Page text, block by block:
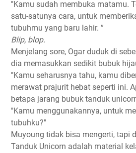
"Kamu sudah membuka matamu.
satu-satunya cara, untuk
tubuhmu yang baru lahir. ”
Blip, blop.
Menjelang sore, Ogar duduk di
dia memasukkan sedikit bubuk
"Kamu seharusnya tahu, kamu
merawat prajurit hebat seperti ini.
betapa jarang bubuk tanduk
"Kamu menggunakannya, untuk
tubuhku?"
Muyoung tidak bisa mengerti, tapi
Tanduk Unicorn adalah material